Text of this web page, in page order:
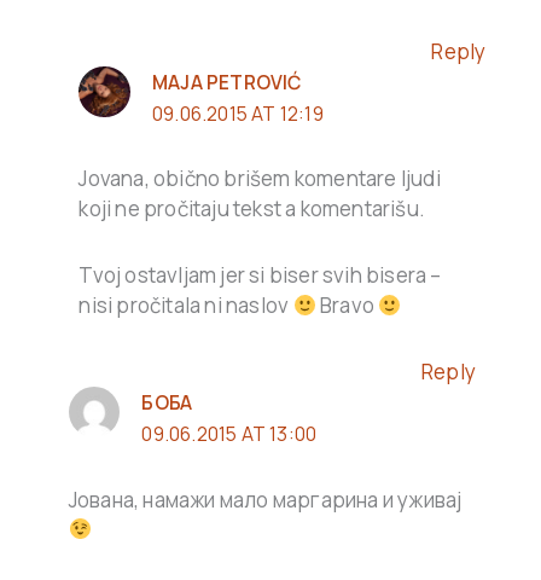
Reply
MAJA PETROVIĆ
09.06.2015 AT 12:19
Jovana, obično brišem komentare ljudi
koji ne pročitaju tekst a komentarišu.
Tvoj ostavljam jer si biser svih bisera –
nisi pročitala ni naslov
Bravo
Reply
БОБА
09.06.2015 AT 13:00
Јована, намажи мало маргарина и уживај